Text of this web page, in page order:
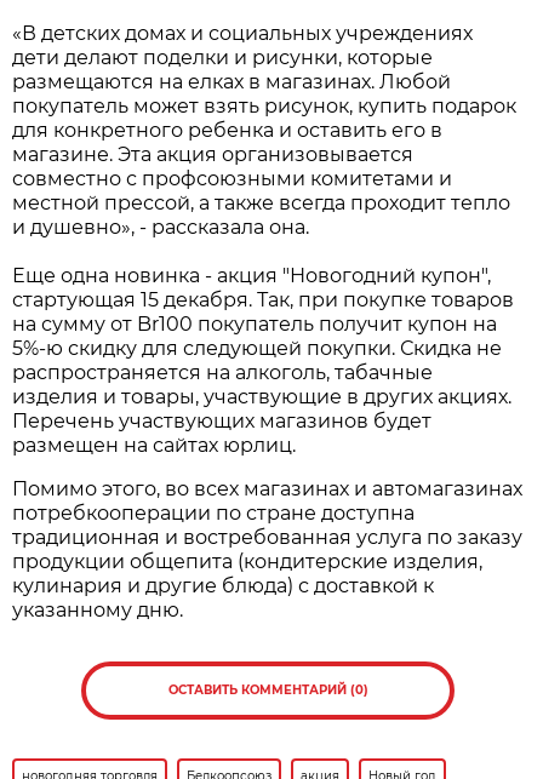
«В детских домах и социальных учреждениях
дети делают поделки и рисунки, которые
размещаются на елках в магазинах. Любой
покупатель может взять рисунок, купить подарок
для конкретного ребенка и оставить его в
магазине. Эта акция организовывается
совместно с профсоюзными комитетами и
местной прессой, а также всегда проходит тепло
и душевно», - рассказала она.
Еще одна новинка - акция "Новогодний купон",
стартующая 15 декабря. Так, при покупке товаров
на сумму от Br100 покупатель получит купон на
5%-ю скидку для следующей покупки. Скидка не
распространяется на алкоголь, табачные
изделия и товары, участвующие в других акциях.
Перечень участвующих магазинов будет
размещен на сайтах юрлиц.
Помимо этого, во всех магазинах и автомагазинах
потребкооперации по стране доступна
традиционная и востребованная услуга по заказу
продукции общепита (кондитерские изделия,
кулинария и другие блюда) с доставкой к
указанному дню.
ОСТАВИТЬ КОММЕНТАРИЙ (0)